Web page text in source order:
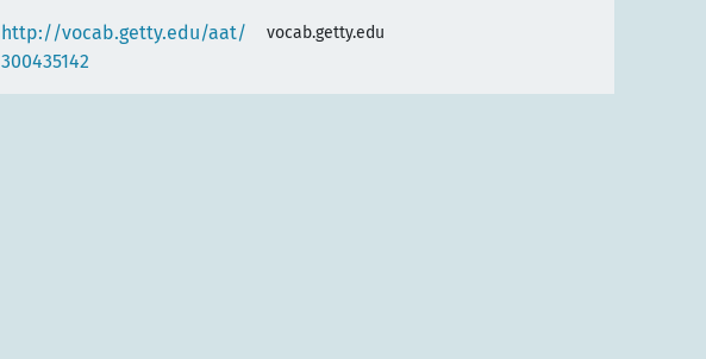
http://vocab.getty.edu/aat/
300435142
vocab.getty.edu